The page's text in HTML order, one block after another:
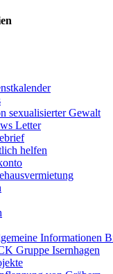
sexualisierter Gewalt
Letter
helfen
Informationen
Gruppe Isernhagen